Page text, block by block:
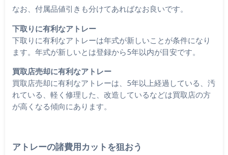
なお、付属品値引きも分けてあればなお良いです。
下取りに有利なアトレー
下取りに有利なアトレーは年式が新しいことが条件になり
ます。年式が新しいとは登録から5年以内が目安です。
買取店売却に有利なアトレー
買取店売却に有利なアトレーは、5年以上経過している、汚
れている、軽く修理した、改造しているなどは買取店の方
が高くなる傾向にあります。
アトレーの諸費用カットを狙おう